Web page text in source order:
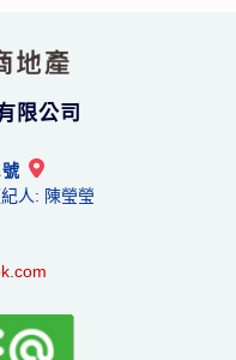
限公司
人: 陳瑩瑩